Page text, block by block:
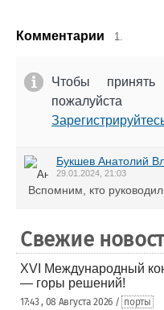
Комментарии 1.
Чтобы
Букшев Анатолий
29.01.2024, 21:03
Вспомним, кто
Свежие
XVI Международный
— горы решений!
17:43 , 08 Августа 2026 / порты